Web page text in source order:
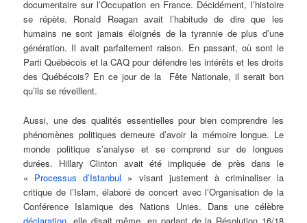
documentaire sur l’Occupation en France. Décidément, l’histoire
se répète. Ronald Reagan avait l’habitude de dire que les
humains ne sont jamais éloignés de la tyrannie de plus d’une
génération. Il avait parfaitement raison. En passant, où sont le
Parti Québécois et la CAQ pour défendre les intérêts et les droits
des Québécois? En ce jour de la Fête Nationale, il serait bon
qu’ils se réveillent.
Aussi, une des qualités essentielles pour bien comprendre les
phénomènes politiques demeure d’avoir la mémoire longue. Le
monde politique s’analyse et se comprend sur de longues
durées. Hillary Clinton avait été impliquée de près dans le
« Processus d’Istanbul » visant justement à criminaliser la
critique de l’Islam, élaboré de concert avec l’Organisation de la
Conférence Islamique des Nations Unies. Dans une célèbre
déclaration, elle disait même, en parlant de la Résolution 16/18